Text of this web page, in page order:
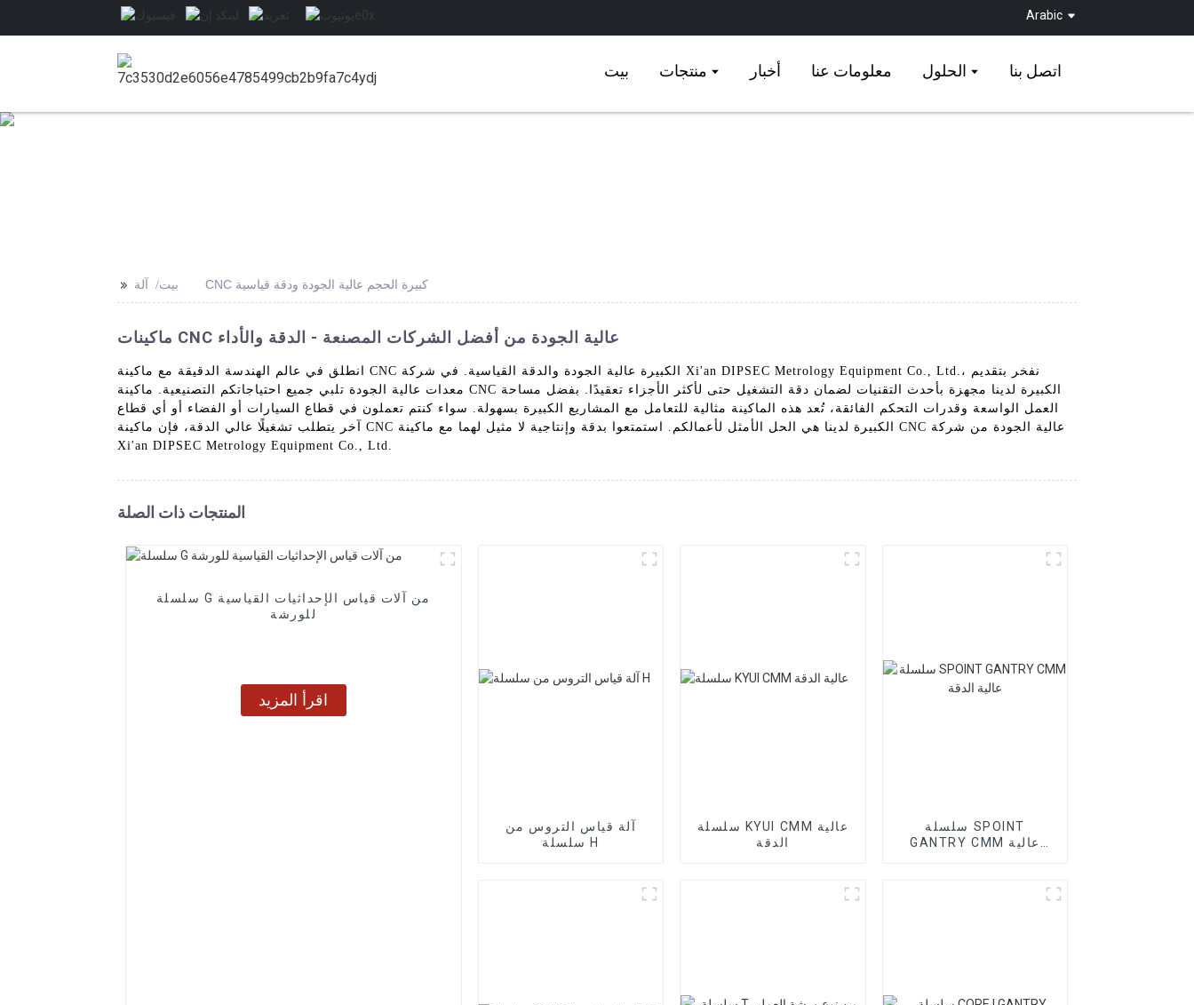
Arabic
بيت منتجات أخبار معلومات عنا الحلول اتصل بنا
>> بيت آلة CNC كبيرة الحجم عالية الجودة ودقة قياسية
ماكينات CNC عالية الجودة من أفضل الشركات المصنعة - الدقة والأداء
انطلق في عالم الهندسة الدقيقة مع ماكينة CNC الكبيرة عالية الجودة والدقة القياسية. في شركة Xi'an DIPSEC Metrology Equipment Co., Ltd.، نفخر بتقديم
معدات عالية الجودة تلبي جميع احتياجاتكم التصنيعية. ماكينة CNC الكبيرة لدينا مجهزة بأحدث التقنيات لضمان دقة التشغيل حتى لأكثر الأجزاء تعقيدًا. بفضل مساحة
العمل الواسعة وقدرات التحكم الفائقة، تُعد هذه الماكينة مثالية للتعامل مع المشاريع الكبيرة بسهولة. سواء كنتم تعملون في قطاع السيارات أو الفضاء أو أي قطاع
آخر يتطلب تشغيلًا عالي الدقة، فإن ماكينة CNC الكبيرة لدينا هي الحل الأمثل لأعمالكم. استمتعوا بدقة وإنتاجية لا مثيل لهما مع ماكينة CNC عالية الجودة من شركة
Xi'an DIPSEC Metrology Equipment Co., Ltd.
المنتجات ذات الصلة
سلسلة G من آلات قياس الإحداثيات القياسية
للورشة
اقرأ المزيد
آلة قياس التروس من
سلسلة H
سلسلة KYUI CMM عالية
الدقة
سلسلة SPOINT
GANTRY CMM عالية